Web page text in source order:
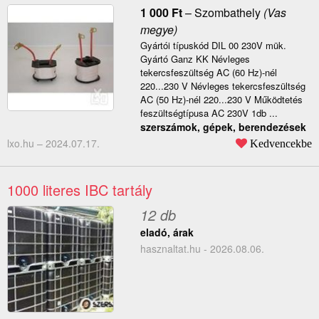
1 000 Ft–Szombathely(Vas
megye)
Gyártói típuskód DIL 00 230V mük.
Gyártó Ganz KK Névleges
tekercsfeszültség AC (60 Hz)-nél
220...230 V Névleges tekercsfeszültség
AC (50 Hz)-nél 220...230 V Működtetés
feszültségtípusa AC 230V 1db ...
szerszámok, gépek, berendezések
lxo.hu – 2024.07.17. Kedvencekbe
1000 literes IBC tartály
12 db
eladó, árak
hasznaltat.hu - 2026.08.06.